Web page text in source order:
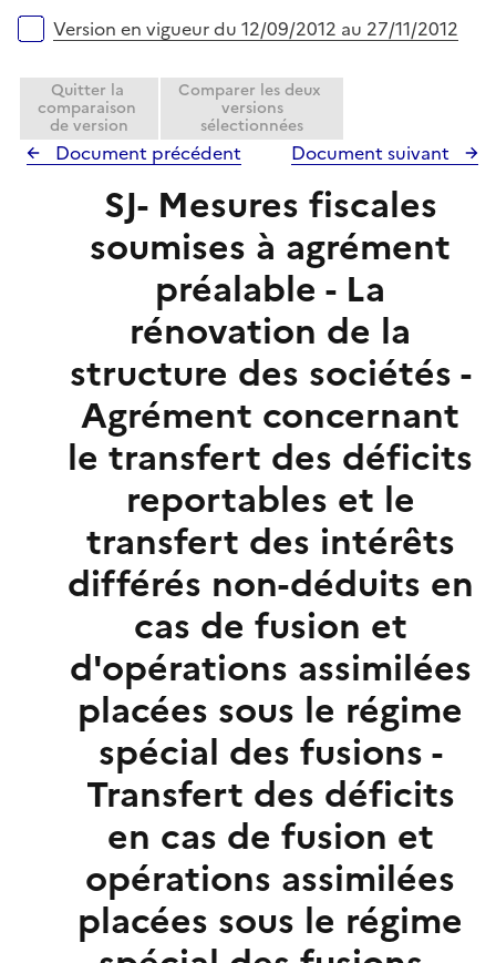
Version en vigueur du 12/09/2012 au 27/11/2012
Quitter la
comparaison
de version
Comparer les deux
versions
sélectionnées
Document précédent Document suivant
SJ- Mesures fiscales
soumises à agrément
préalable - La
rénovation de la
structure des sociétés -
Agrément concernant
le transfert des déficits
reportables et le
transfert des intérêts
différés non-déduits en
cas de fusion et
d'opérations assimilées
placées sous le régime
spécial des fusions -
Transfert des déficits
en cas de fusion et
opérations assimilées
placées sous le régime